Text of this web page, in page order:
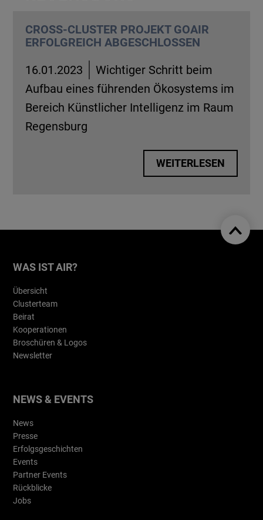
CROSS-CLUSTER PROJEKT GOAIR
ERFOLGREICH ABGESCHLOSSEN
16.01.2023
Wichtiger Schritt beim
Aufbau eines führenden Ökosystems im
Bereich Künstlicher Intelligenz im Raum
Regensburg
WEITERLESEN
WAS IST AIR?
Übersicht
Clusterteam
Beirat
Kooperationen
Broschüren & Logos
Newsletter
NEWS & EVENTS
News
Presse
Erfolgsgeschichten
Events
Partner Events
Rückblicke
Jobs